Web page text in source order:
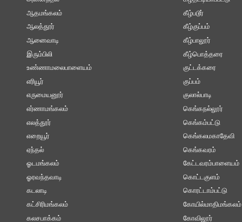
ஆதமங்கலம்
ஆலத்தூர்
ஆனைவாடி
இரும்பிலி
உண்ணாமலைபாளையம்
எரியூர்
எருமையனூர்
எர்ணாமங்கலம்
எலத்தூர்
எறையூர்
ஏந்தல்
ஓடமங்கலம்
ஓரவந்தவாடி
கடலாடி
கட்சிரிமங்கலம்
கலசபாக்கம்
கீழ்படூர்
கீழ்குப்பம்
கீழ்பாலூர்
கீழ்பொத்தரை
குட்டக்கரை
குப்பம்
குலால்பாடி
கெங்கநல்லூர்
கெங்கம்பட்டு
கெங்கலமகாதேவி
கெங்கவரம்
கேட்டவரம்பாளையம்
கொட்டகுளம்
கொரட்டாம்பட்டு
கோயில்மாதிமங்கலம்
கோவிலூர்